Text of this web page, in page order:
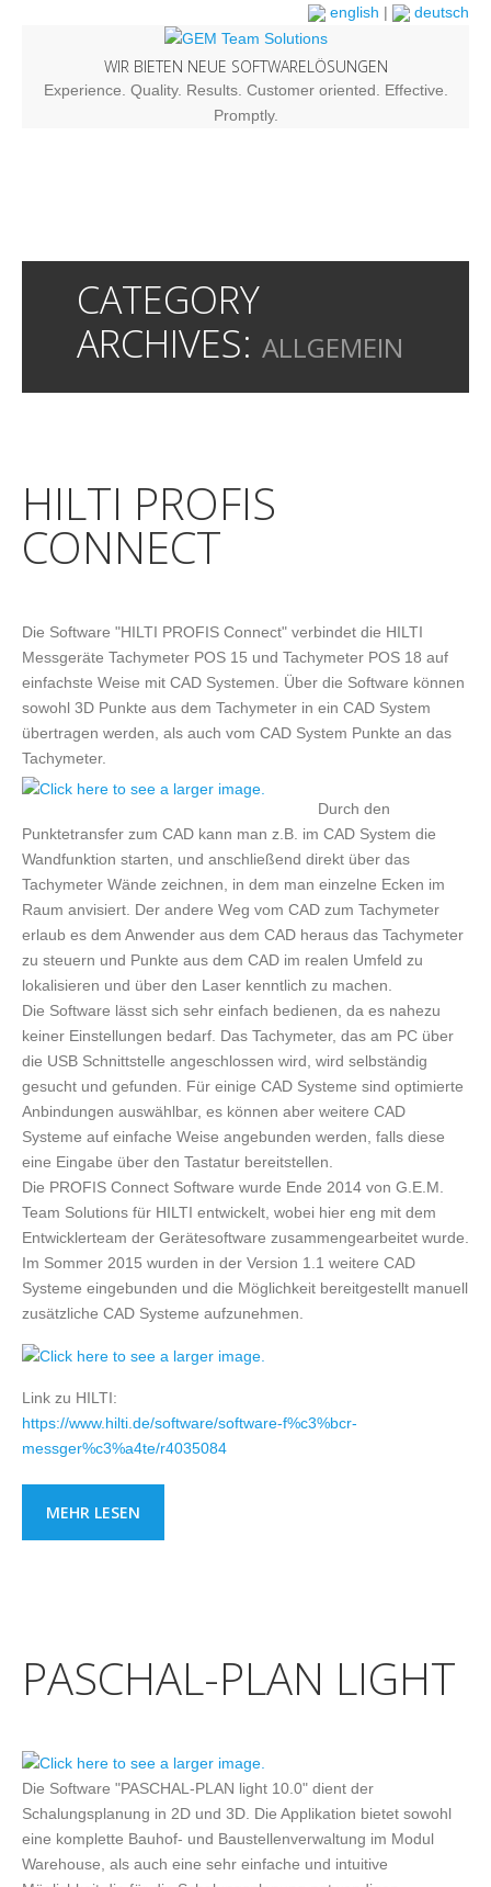
english | deutsch
WIR BIETEN NEUE SOFTWARELÖSUNGEN
Experience. Quality. Results. Customer oriented. Effective.
Promptly.
CATEGORY
ARCHIVES: ALLGEMEIN
HILTI PROFIS
CONNECT
Die Software "HILTI PROFIS Connect" verbindet die HILTI
Messgeräte Tachymeter POS 15 und Tachymeter POS 18 auf
einfachste Weise mit CAD Systemen. Über die Software können
sowohl 3D Punkte aus dem Tachymeter in ein CAD System
übertragen werden, als auch vom CAD System Punkte an das
Tachymeter.
Durch den
Punktetransfer zum CAD kann man z.B. im CAD System die
Wandfunktion starten, und anschließend direkt über das
Tachymeter Wände zeichnen, in dem man einzelne Ecken im
Raum anvisiert. Der andere Weg vom CAD zum Tachymeter
erlaub es dem Anwender aus dem CAD heraus das Tachymeter
zu steuern und Punkte aus dem CAD im realen Umfeld zu
lokalisieren und über den Laser kenntlich zu machen.
Die Software lässt sich sehr einfach bedienen, da es nahezu
keiner Einstellungen bedarf. Das Tachymeter, das am PC über
die USB Schnittstelle angeschlossen wird, wird selbständig
gesucht und gefunden. Für einige CAD Systeme sind optimierte
Anbindungen auswählbar, es können aber weitere CAD
Systeme auf einfache Weise angebunden werden, falls diese
eine Eingabe über den Tastatur bereitstellen.
Die PROFIS Connect Software wurde Ende 2014 von G.E.M.
Team Solutions für HILTI entwickelt, wobei hier eng mit dem
Entwicklerteam der Gerätesoftware zusammengearbeitet wurde.
Im Sommer 2015 wurden in der Version 1.1 weitere CAD
Systeme eingebunden und die Möglichkeit bereitgestellt manuell
zusätzliche CAD Systeme aufzunehmen.
Link zu HILTI:
https://www.hilti.de/software/software-f%c3%bcr-
messger%c3%a4te/r4035084
MEHR LESEN
PASCHAL-PLAN LIGHT
Die Software "PASCHAL-PLAN light 10.0" dient der
Schalungsplanung in 2D und 3D. Die Applikation bietet sowohl
eine komplette Bauhof- und Baustellenverwaltung im Modul
Warehouse, als auch eine sehr einfache und intuitive